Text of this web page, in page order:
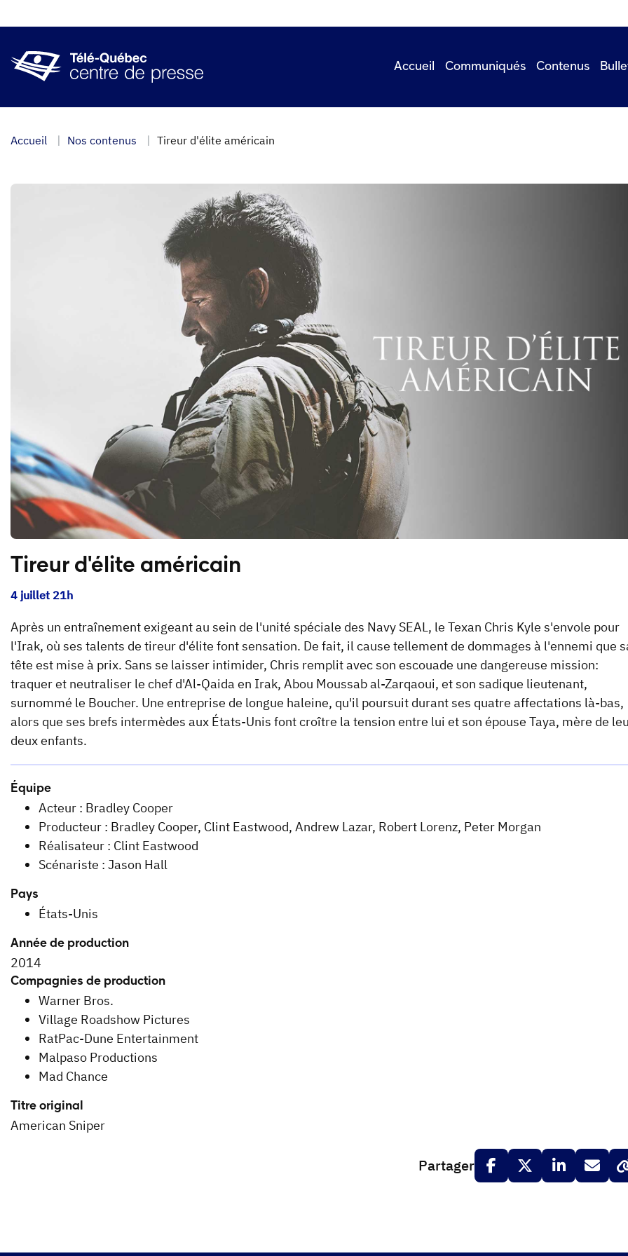
au
principal
Accueil Communiqués Contenus
Accueil Nos contenus Tireur d'élite américain
Tireur d'élite américain
4 juillet 21h
Après un entraînement exigeant au sein de l'unité spéciale des Navy SEAL, le Texan Chris Kyle s'envole pour
l'Irak, où ses talents de tireur d'élite font sensation. De fait, il cause tellement de dommages à l'ennemi que
tête est mise à prix. Sans se laisser intimider, Chris remplit avec son escouade une dangereuse mission:
traquer et neutraliser le chef d'Al-Qaida en Irak, Abou Moussab al-Zarqaoui, et son sadique lieutenant,
surnommé le Boucher. Une entreprise de longue haleine, qu'il poursuit durant ses quatre affectations là-bas,
alors que ses brefs intermèdes aux États-Unis font croître la tension entre lui et son épouse Taya, mère de
deux enfants.
Équipe
Acteur : Bradley Cooper
Producteur : Bradley Cooper, Clint Eastwood, Andrew Lazar, Robert Lorenz, Peter Morgan
Réalisateur : Clint Eastwood
Scénariste : Jason Hall
Pays
États-Unis
Année de production
2014
Compagnies de production
Warner Bros.
Village Roadshow Pictures
RatPac-Dune Entertainment
Malpaso Productions
Mad Chance
Titre original
American Sniper
Partager